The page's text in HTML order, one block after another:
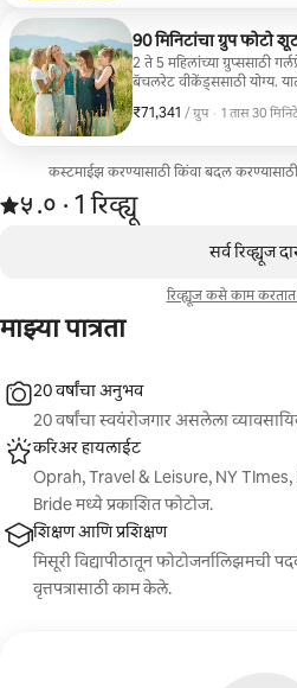
90 मिनिटांचा ग्रुप फोटो
2 ते 5 महिलांच्या ग्रुप्ससाठी
बॅचलरेट वीकेंड्ससाठी योग्य.
गेस्ट्ससाठी प्रिंट रिलीजचा
₹71,341 / ग्रुप
₹71,341, प्रति ग्रुप
, · 1 तास 30
कस्टमाईझ करण्यासाठी किंवा बदल
1 रिव्ह्यूमधून 5 पैकी ५.० स्टार रेटिंग आहे
५.०
,
· 1 रिव्ह्यू
सर्व रिव्ह्यूज
रिव्ह्यूज कसे काम
माझ्या पात्रता
20 वर्षांचा अनुभव
20 वर्षांचा स्वयंरोजगार असलेला
करिअर हायलाईट
Oprah, Travel & Leisure, NY
Bride मध्ये प्रकाशित फोटोज.
शिक्षण आणि प्रशिक्षण
मिसूरी विद्यापीठातून फोटोजर्नालिझमची
वृत्तपत्रासाठी काम केले.